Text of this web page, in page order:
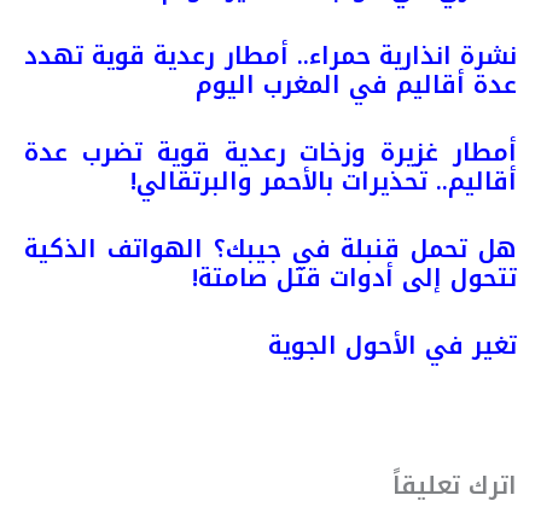
نشرة انذارية حمراء.. أمطار رعدية قوية تهدد
عدة أقاليم في المغرب اليوم
أمطار غزيرة وزخات رعدية قوية تضرب عدة
أقاليم.. تحذيرات بالأحمر والبرتقالي!
هل تحمل قنبلة في جيبك؟ الهواتف الذكية
تتحول إلى أدوات قتل صامتة!
تغير في الأحول الجوية
اترك تعليقاً